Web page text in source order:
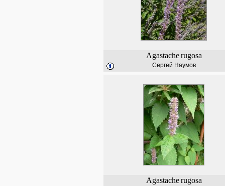
Agastache rugosa
Сергей Наумов
Agastache rugosa